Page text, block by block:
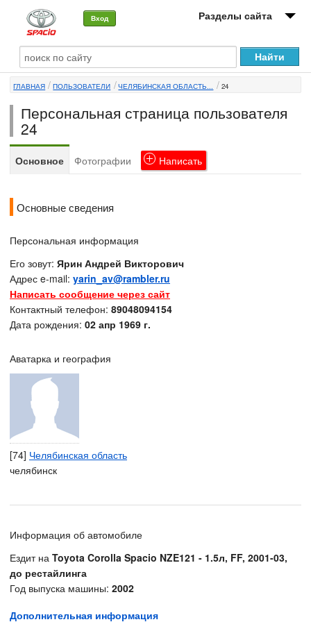
Вход Разделы сайта
О машине
Автоклуб
Форумы
Сервисы и услуги
ГЛАВНАЯ ПОЛЬЗОВАТЕЛИ ЧЕЛЯБИНСКАЯ ОБЛАСТЬ... 24
Персональная страница пользователя
24
Основное Фотографии Написать
Основные сведения
Персональная информация
Его зовут: Ярин Андрей Викторович
Адрес e-mail: yarin_av@rambler.ru
Написать сообщение через сайт
Контактный телефон: 89048094154
Дата рождения: 02 апр 1969 г.
Аватарка и география
[74] Челябинская область
челябинск
Информация об автомобиле
Ездит на Toyota Corolla Spacio NZE121 - 1.5л, FF, 2001-03,
до рестайлинга
Год выпуска машины: 2002
Дополнительная информация